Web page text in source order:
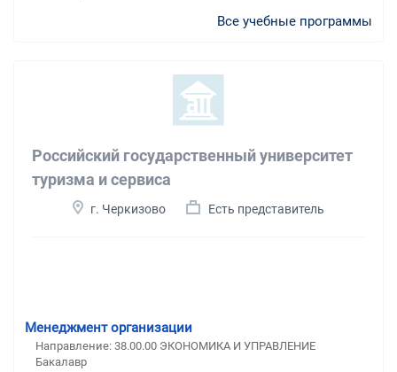
Все учебные программы
Российский государственный университет
туризма и сервиса
г. Черкизово Есть представитель
Менеджмент организации
Направление: 38.00.00 ЭКОНОМИКА И УПРАВЛЕНИЕ
Бакалавр